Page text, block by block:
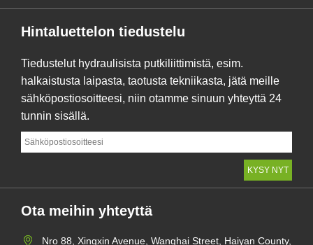
Hintaluettelon tiedustelu
Tiedustelut hydraulisista putkiliittimistä, esim.
halkaistusta laipasta, taotusta tekniikasta, jätä meille
sähköpostiosoitteesi, niin otamme sinuun yhteyttä 24
tunnin sisällä.
Ota meihin yhteyttä
Nro 88, Xingxin Avenue, Wanghai Street, Haiyan County,